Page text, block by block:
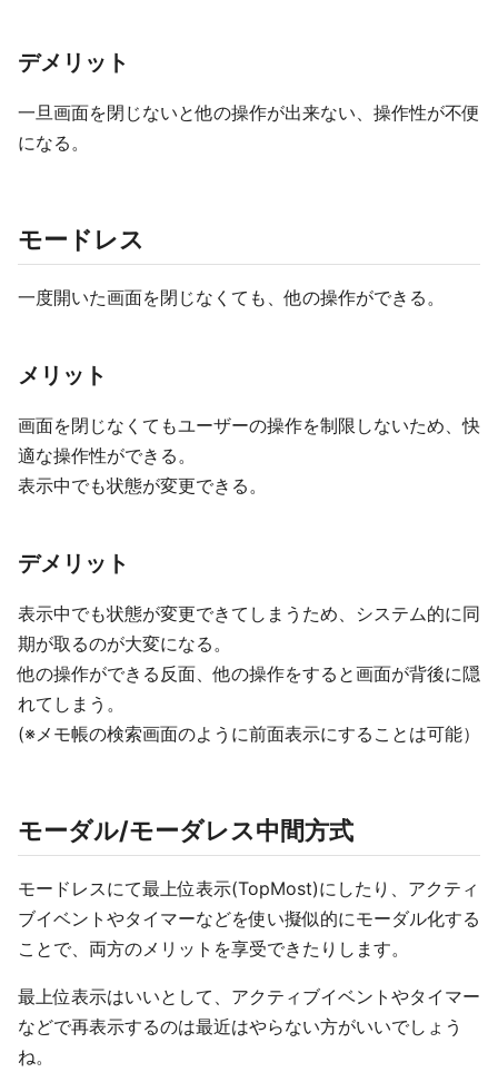
デメリット
一旦画面を閉じないと他の操作が出来ない、操作性が不便
になる。
モードレス
一度開いた画面を閉じなくても、他の操作ができる。
メリット
画面を閉じなくてもユーザーの操作を制限しないため、快
適な操作性ができる。
表示中でも状態が変更できる。
デメリット
表示中でも状態が変更できてしまうため、システム的に同
期が取るのが大変になる。
他の操作ができる反面、他の操作をすると画面が背後に隠
れてしまう。
(※メモ帳の検索画面のように前面表示にすることは可能）
モーダル/モーダレス中間方式
モードレスにて最上位表示(TopMost)にしたり、アクティ
ブイベントやタイマーなどを使い擬似的にモーダル化する
ことで、両方のメリットを享受できたりします。
最上位表示はいいとして、アクティブイベントやタイマー
などで再表示するのは最近はやらない方がいいでしょう
ね。